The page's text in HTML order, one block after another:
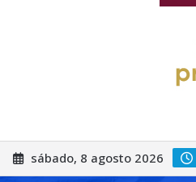
Saltar
al
sábado, 8 agosto 2026